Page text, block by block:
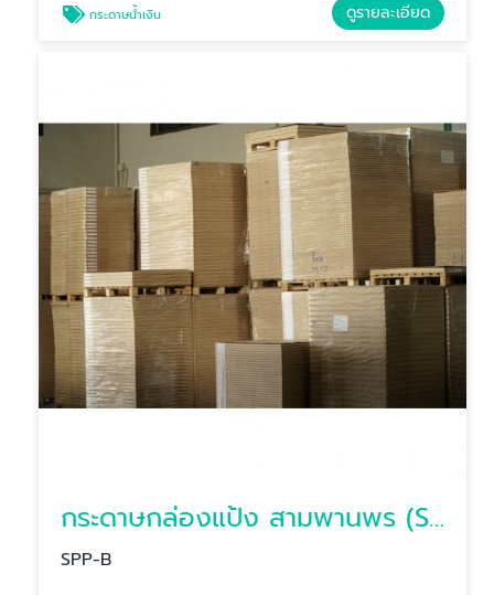
กระดาษน้ำเงิน ดูรายละเอียด
กระดาษกล่องแป้ง สามพานพร (SPP-B) หลังเทา/หลังน้ำตาล
SPP-B